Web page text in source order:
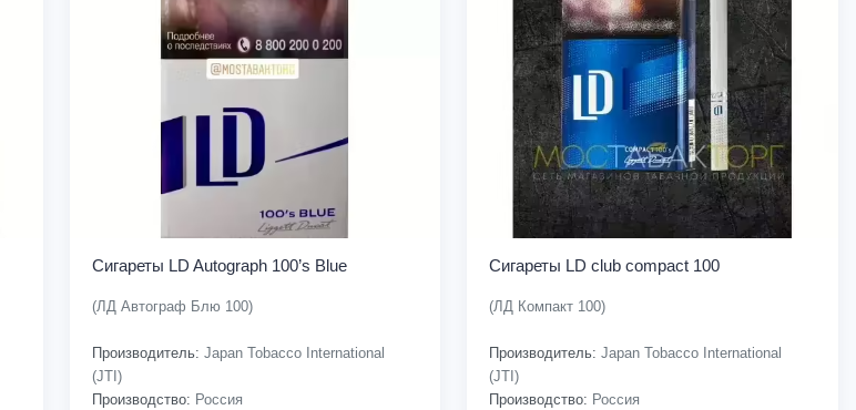
Сигареты LD Autograph 100’s Blue
(ЛД Автограф Блю 100)
Производитель: Japan Tobacco International
(JTI)
Производство: Россия
Сигареты LD club compact 100
(ЛД Компакт 100)
Производитель: Japan Tobacco International
(JTI)
Производство: Россия